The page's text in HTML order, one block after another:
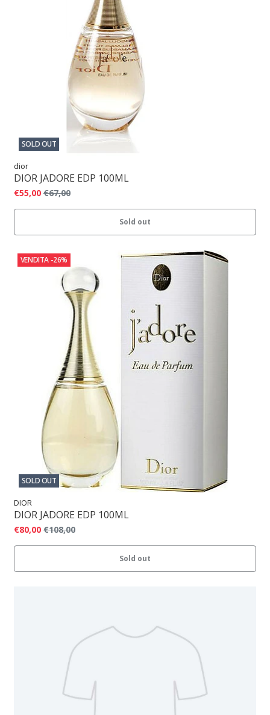
SOLD OUT
dior
DIOR JADORE EDP 100ML
€55,00 €67,00
Sold out
VENDITA -26%
SOLD OUT
DIOR
DIOR JADORE EDP 100ML
€80,00 €108,00
Sold out